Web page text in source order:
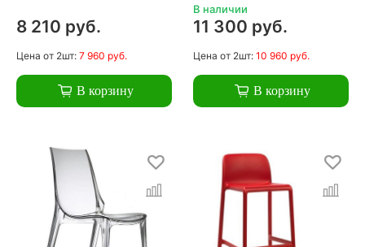
8 210 руб.
Цена от 2шт: 7 960 руб.
В корзину
В наличии
11 300 руб.
Цена от 2шт: 10 960 руб.
В корзину